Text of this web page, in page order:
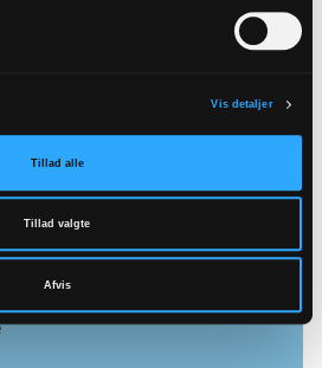
Vis detaljer
Tillad alle
Tillad valgte
Afvis